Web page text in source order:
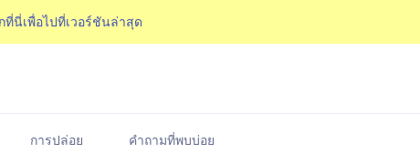
ที่นี่เพื่อไปที่เวอร์ชันล่าสุด
การปล่อย คำถามที่พบบ่อย